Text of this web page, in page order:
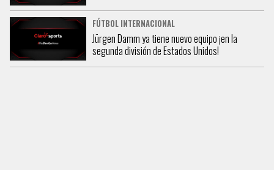
FÚTBOL INTERNACIONAL
Jürgen Damm ya tiene nuevo equipo ¡en la
segunda división de Estados Unidos!